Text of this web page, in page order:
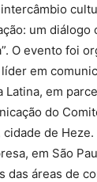
um
O evento foi
em
em
do
de
em São
das áreas de